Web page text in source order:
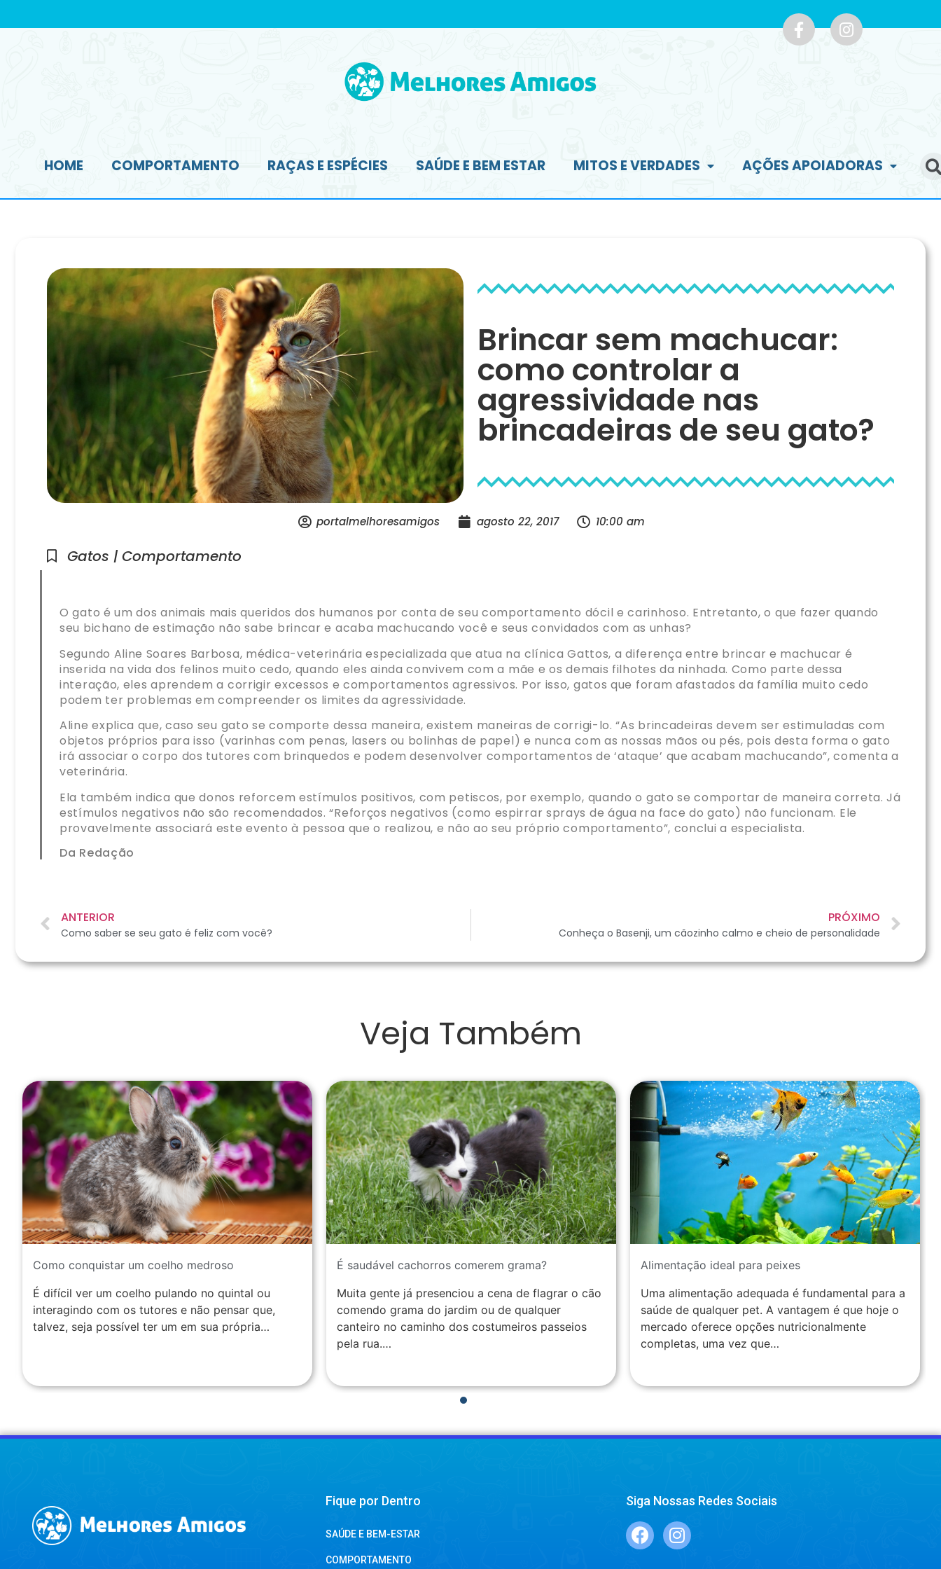
HOME COMPORTAMENTO RAÇAS E ESPÉCIES SAÚDE E BEM ESTAR MITOS E VERDADES AÇÕES APOIADORAS
Brincar sem machucar:
como controlar a
agressividade nas
brincadeiras de seu gato?
portalmelhoresamigos agosto 22, 2017 10:00 am
Gatos | Comportamento
O gato é um dos animais mais queridos dos humanos por conta de seu comportamento dócil e carinhoso. Entretanto, o que fazer quando
seu bichano de estimação não sabe brincar e acaba machucando você e seus convidados com as unhas?
Segundo Aline Soares Barbosa, médica-veterinária especializada que atua na clínica Gattos, a diferença entre brincar e machucar é
inserida na vida dos felinos muito cedo, quando eles ainda convivem com a mãe e os demais filhotes da ninhada. Como parte dessa
interação, eles aprendem a corrigir excessos e comportamentos agressivos. Por isso, gatos que foram afastados da família muito cedo
podem ter problemas em compreender os limites da agressividade.
Aline explica que, caso seu gato se comporte dessa maneira, existem maneiras de corrigi-lo. “As brincadeiras devem ser estimuladas com
objetos próprios para isso (varinhas com penas, lasers ou bolinhas de papel) e nunca com as nossas mãos ou pés, pois desta forma o gato
irá associar o corpo dos tutores com brinquedos e podem desenvolver comportamentos de ‘ataque’ que acabam machucando”, comenta a
veterinária.
Ela também indica que donos reforcem estímulos positivos, com petiscos, por exemplo, quando o gato se comportar de maneira correta. Já
estímulos negativos não são recomendados. “Reforços negativos (como espirrar sprays de água na face do gato) não funcionam. Ele
provavelmente associará este evento à pessoa que o realizou, e não ao seu próprio comportamento”, conclui a especialista.
Da Redação
ANTERIOR
Como saber se seu gato é feliz com você?
PRÓXIMO
Conheça o Basenji, um cãozinho calmo e cheio de personalidade
Veja Também
Como conquistar um coelho medroso
É difícil ver um coelho pulando no quintal ou
interagindo com os tutores e não pensar que,
talvez, seja possível ter um em sua própria…
É saudável cachorros comerem grama?
Muita gente já presenciou a cena de flagrar o cão
comendo grama do jardim ou de qualquer
canteiro no caminho dos costumeiros passeios
pela rua.…
Alimentação ideal para peixes
Uma alimentação adequada é fundamental para a
saúde de qualquer pet. A vantagem é que hoje o
mercado oferece opções nutricionalmente
completas, uma vez que…
Fique por Dentro
SAÚDE E BEM-ESTAR
COMPORTAMENTO
Siga Nossas Redes Sociais